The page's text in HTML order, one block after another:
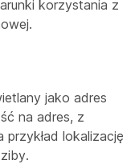
korzystania z
jako adres
na adres, z
lokalizację